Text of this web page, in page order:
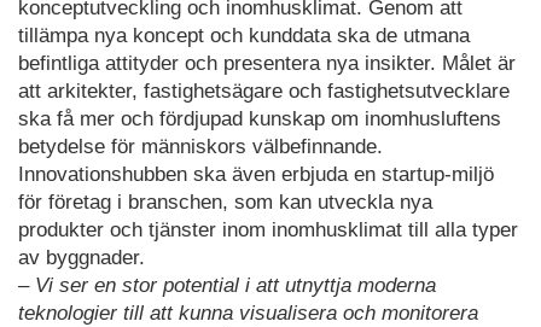
konceptutveckling och inomhusklimat. Genom att
tillämpa nya koncept och kunddata ska de utmana
befintliga attityder och presentera nya insikter. Målet är
att arkitekter, fastighetsägare och fastighetsutvecklare
ska få mer och fördjupad kunskap om inomhusluftens
betydelse för människors välbefinnande.
Innovationshubben ska även erbjuda en startup-miljö
för företag i branschen, som kan utveckla nya
produkter och tjänster inom inomhusklimat till alla typer
av byggnader.
– Vi ser en stor potential i att utnyttja moderna
teknologier till att kunna visualisera och monitorera